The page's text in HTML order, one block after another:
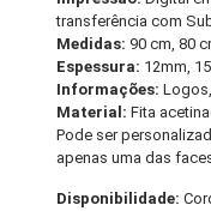
transferência com
Medidas: 90 cm, 80
Espessura: 12mm,
Informações:
Material: Fita
Pode ser
apenas uma das
Disponibilidade: